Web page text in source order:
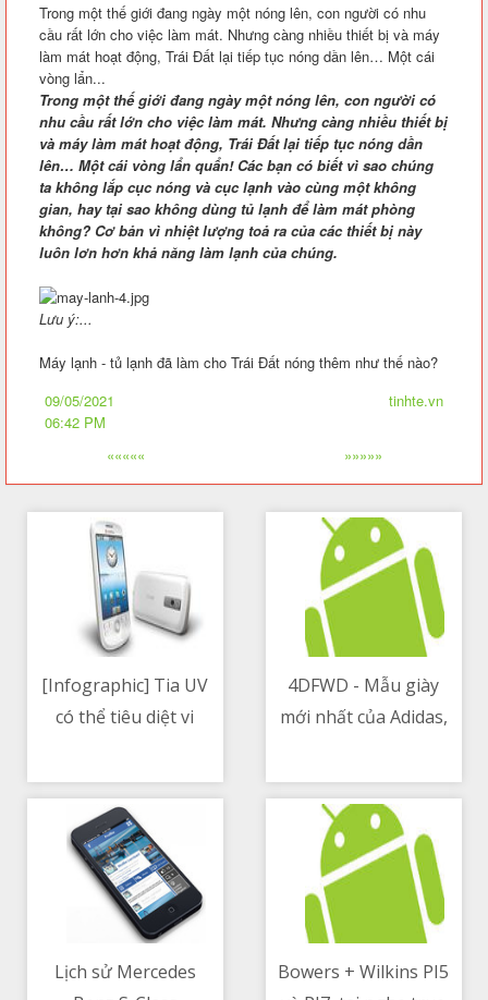
Trong một thế giới đang ngày một nóng lên, con người có nhu
cầu rất lớn cho việc làm mát. Nhưng càng nhiều thiết bị và máy
làm mát hoạt động, Trái Đất lại tiếp tục nóng dần lên… Một cái
vòng lẩn...
Trong một thế giới đang ngày một nóng lên, con người có
nhu cầu rất lớn cho việc làm mát. Nhưng càng nhiều thiết bị
và máy làm mát hoạt động, Trái Đất lại tiếp tục nóng dần
lên… Một cái vòng lẩn quẩn! Các bạn có biết vì sao chúng
ta không lắp cục nóng và cục lạnh vào cùng một không
gian, hay tại sao không dùng tủ lạnh để làm mát phòng
không? Cơ bản vì nhiệt lượng toả ra của các thiết bị này
luôn lơn hơn khả năng làm lạnh của chúng.
Lưu ý:...
Máy lạnh - tủ lạnh đã làm cho Trái Đất nóng thêm như thế nào?
09/05/2021
06:42 PM
tinhte.vn
««««« »»»»»
[Infographic] Tia UV
có thể tiêu diệt vi
4DFWD - Mẫu giày
mới nhất của Adidas,
3D, giúp giảm lực cản
và chạy bền hơn
Lịch sử Mercedes
Bowers + Wilkins PI5